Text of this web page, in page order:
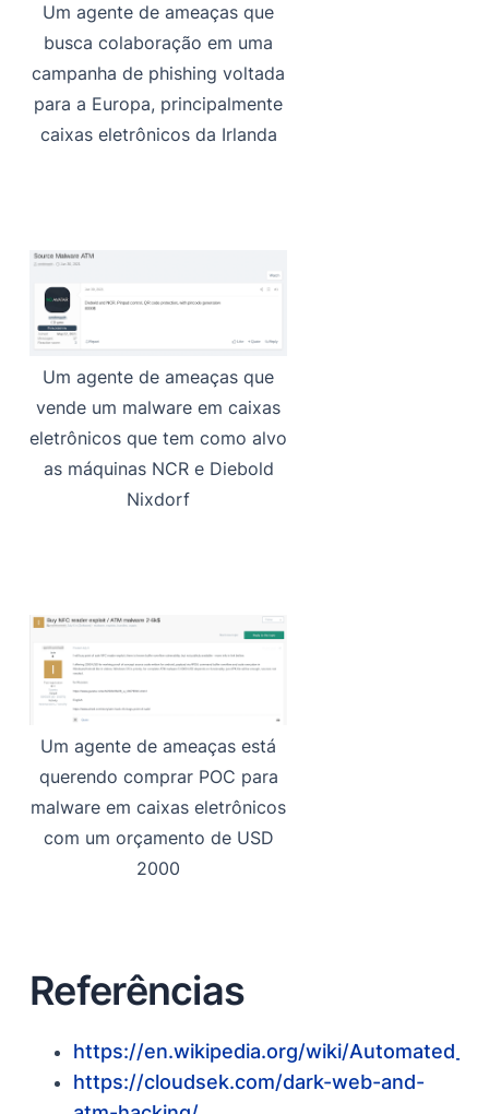
Um agente de ameaças que
busca colaboração em uma
campanha de phishing voltada
para a Europa, principalmente
caixas eletrônicos da Irlanda
Um agente de ameaças que
vende um malware em caixas
eletrônicos que tem como alvo
as máquinas NCR e Diebold
Nixdorf
Um agente de ameaças está
querendo comprar POC para
malware em caixas eletrônicos
com um orçamento de USD
2000
Referências
https://en.wikipedia.org/wiki/
https://cloudsek.com/dark-web-and-